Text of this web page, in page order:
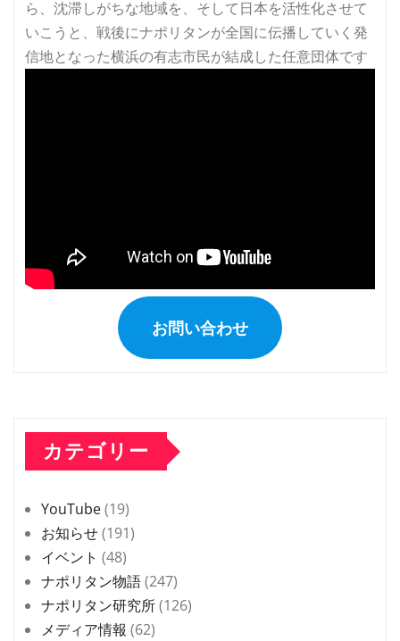
お問い合わせ
カテゴリー
YouTube(19)
お知らせ(191)
イベント (48)
ナポリタン物語(247)
ナポリタン研究所(126)
メディア情報 (62)